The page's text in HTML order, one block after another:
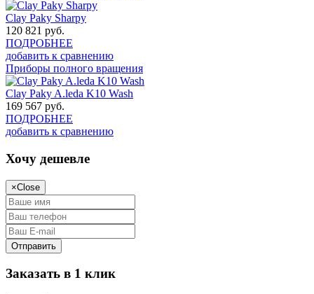
Clay Paky Sharpy
120 821 руб.
ПОДРОБНЕЕ
добавить к сравнению
Приборы полного вращения
Clay Paky A.leda K10 Wash
169 567 руб.
ПОДРОБНЕЕ
добавить к сравнению
Хочу дешевле
×Close
Заказать в 1 клик